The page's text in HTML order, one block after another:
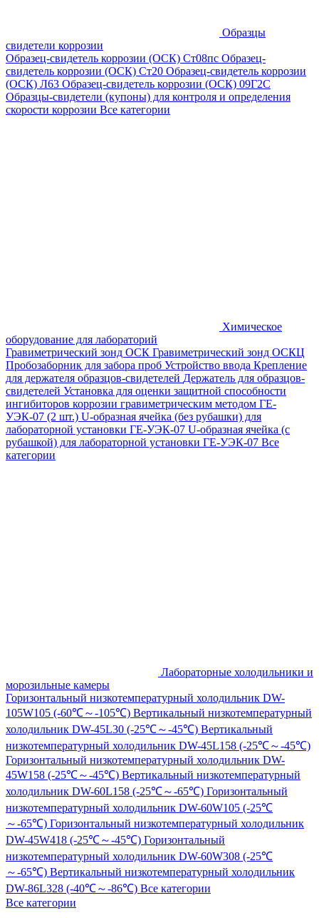
Образцы
свидетели коррозии
Образец-свидетель коррозии (ОСК) Ст08пс Образец-
свидетель коррозии (ОСК) Ст20 Образец-свидетель коррозии
(ОСК) Л63 Образец-свидетель коррозии (ОСК) 09Г2С
Образцы-свидетели (купоны) для контроля и определения
скорости коррозии Все категории
Химическое
оборудование для лабораторий
Гравиметрический зонд ОСК Гравиметрический зонд ОСКЦ
Пробозаборник для забора проб Устройство ввода Крепление
для держателя образцов-свидетелей Держатель для образцов-
свидетелей Установка для оценки защитной способности
ингибиторов коррозии гравиметрическим методом ГЕ-
УЭК-07 (2 шт.) U-образная ячейка (без рубашки) для
лабораторной установки ГЕ-УЭК-07 U-образная ячейка (с
рубашкой) для лабораторной установки ГЕ-УЭК-07 Все
категории
Лабораторные холодильники и
морозильные камеры
Горизонтальный низкотемпературный холодильник DW-
105W105 (-60℃～-105℃) Вертикальный низкотемпературный
холодильник DW-45L30 (-25℃～-45℃) Вертикальный
низкотемпературный холодильник DW-45L158 (-25℃～-45℃)
Горизонтальный низкотемпературный холодильник DW-
45W158 (-25℃～-45℃) Вертикальный низкотемпературный
холодильник DW-60L158 (-25℃～-65℃) Горизонтальный
низкотемпературный холодильник DW-60W105 (-25℃
～-65℃) Горизонтальный низкотемпературный холодильник
DW-45W418 (-25℃～-45℃) Горизонтальный
низкотемпературный холодильник DW-60W308 (-25℃
～-65℃) Вертикальный низкотемпературный холодильник
DW-86L328 (-40℃～-86℃) Все категории
Все категории